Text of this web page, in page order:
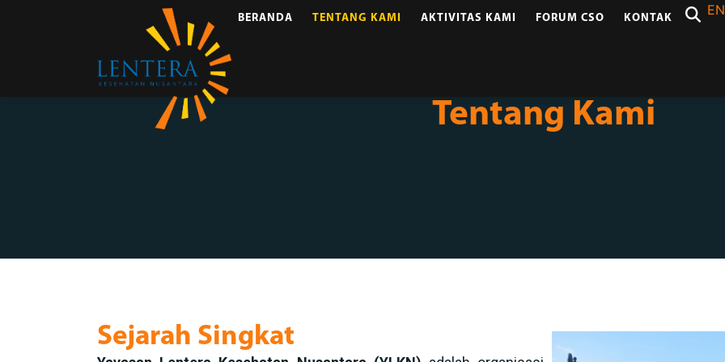
BERANDA TENTANG KAMI AKTIVITAS KAMI FORUM CSO KONTAK
EN
Tentang Kami
Sejarah Singkat